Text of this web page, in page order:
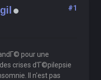
#1
pour une
crises d'Г©pilepsie
Il n'est pas